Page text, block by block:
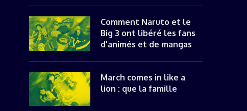
Comment Naruto et le
Big 3 ont libéré les fans
d'animés et de mangas
March comes in like a
lion : que la famille